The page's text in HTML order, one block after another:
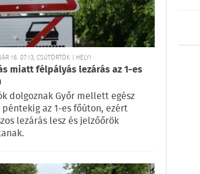
16. 07:13, CSÜTÖRTÖK | HELYI
miatt félpályás lezárás az 1-es
dolgoznak Győr mellett egész
az 1-es főúton, ezért
lezárás lesz és jelzőőrök